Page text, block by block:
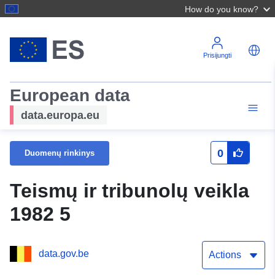
How do you know?
Prisijungti
European data
data.europa.eu
Duomenų rinkinys 0
Teismų ir tribunolų veikla
1982 5
data.gov.be Actions